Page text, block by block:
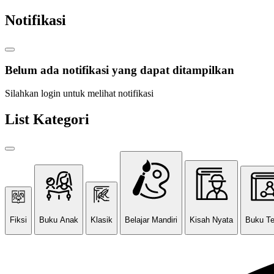
Notifikasi
Belum ada notifikasi yang dapat ditampilkan
Silahkan login untuk melihat notifikasi
List Kategori
Fiksi Buku Anak Klasik Belajar Mandiri Kisah Nyata Buku